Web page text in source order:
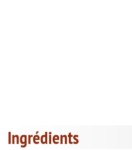
Ingrédients